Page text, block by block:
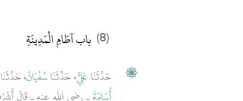
(8) باب آطَامِ الْمَدِينَةِ
حَدَّثَنَاعَلِيٌّ، حَدَّثَنَاسُفْيَانُ، حَدَّثَنَا
أُسَامَةَـ رضى الله عنه ـ قَالَ